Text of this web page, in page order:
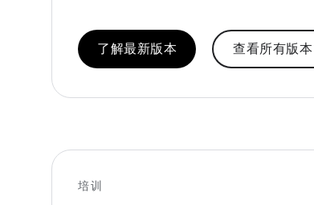
了解最新版本 查看所有版本
培训